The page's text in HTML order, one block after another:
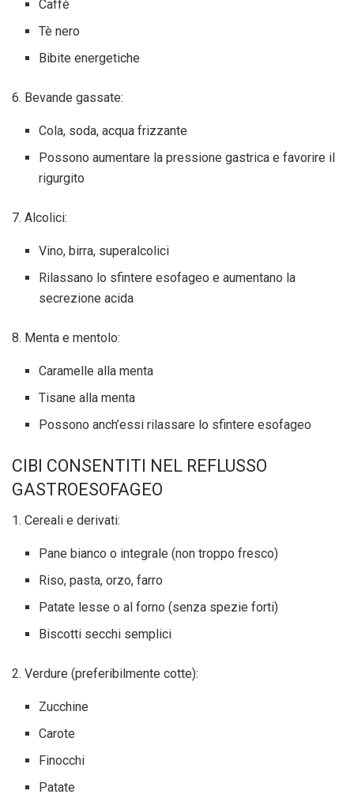
Caffè
Tè nero
Bibite energetiche
6. Bevande gassate:
Cola, soda, acqua frizzante
Possono aumentare la pressione gastrica e favorire il
rigurgito
7. Alcolici:
Vino, birra, superalcolici
Rilassano lo sfintere esofageo e aumentano la
secrezione acida
8. Menta e mentolo:
Caramelle alla menta
Tisane alla menta
Possono anch’essi rilassare lo sfintere esofageo
CIBI CONSENTITI NEL REFLUSSO
GASTROESOFAGEO
1. Cereali e derivati:
Pane bianco o integrale (non troppo fresco)
Riso, pasta, orzo, farro
Patate lesse o al forno (senza spezie forti)
Biscotti secchi semplici
2. Verdure (preferibilmente cotte):
Zucchine
Carote
Finocchi
Patate